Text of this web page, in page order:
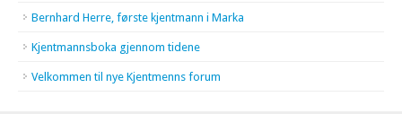
Bernhard Herre, første kjentmann i Marka
Kjentmannsboka gjennom tidene
Velkommen til nye Kjentmenns forum